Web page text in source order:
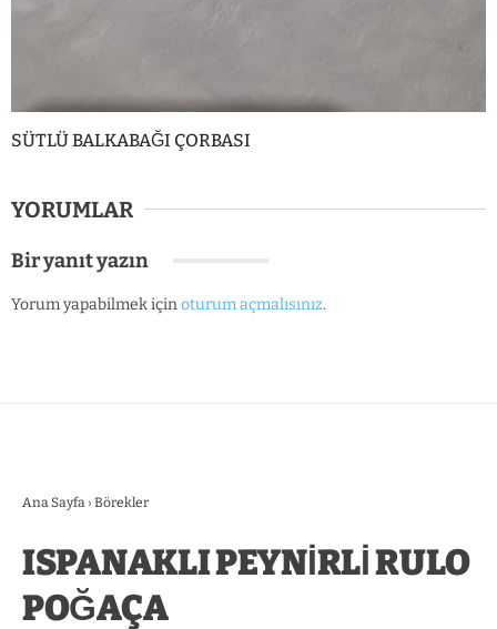
SÜTLÜ BALKABAĞI ÇORBASI
YORUMLAR
Bir yanıt yazın
Yorum yapabilmek içinoturum açmalısınız.
Ana Sayfa › Börekler
ISPANAKLI PEYNİRLİ RULO
POĞAÇA